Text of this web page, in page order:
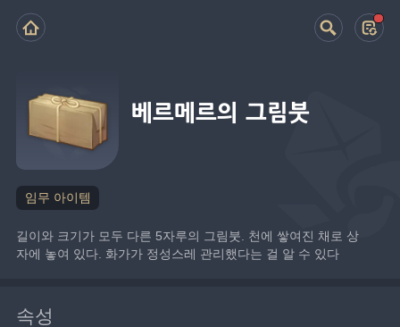
베르메르의 그림붓
임무 아이템
길이와 크기가 모두 다른 5자루의 그림붓. 천에 쌓여진 채로 상
자에 놓여 있다. 화가가 정성스레 관리했다는 걸 알 수 있다
속성